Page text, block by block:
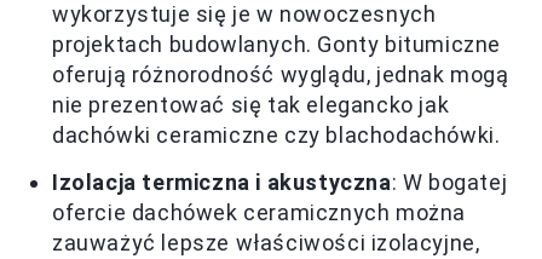
wykorzystuje się je w nowoczesnych
projektach budowlanych. Gonty bitumiczne
oferują różnorodność wyglądu, jednak mogą
nie prezentować się tak elegancko jak
dachówki ceramiczne czy blachodachówki.
Izolacja termiczna i akustyczna: W bogatej
ofercie dachówek ceramicznych można
zauważyć lepsze właściwości izolacyjne,